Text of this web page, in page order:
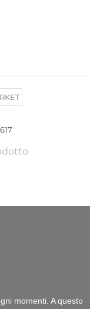
momenti. A questo